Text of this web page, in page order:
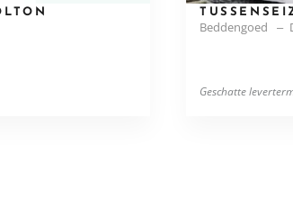
Beddengoed
Geschatte